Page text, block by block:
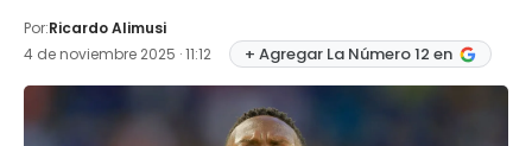
Por:Ricardo Alimusi
4 de noviembre 2025 · 11:12
+ Agregar La Número 12 en